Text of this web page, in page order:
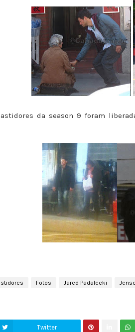
da season 9 foram
Fotos Jared Padalecki
Twitter